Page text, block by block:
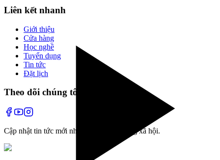
Liên kết nhanh
Giới thiệu
Cửa hàng
Học nghề
Tuyển dụng
Tin tức
Đặt lịch
Theo dõi chúng tôi
Cập nhật tin tức mới nhất và các hoạt động xã hội.